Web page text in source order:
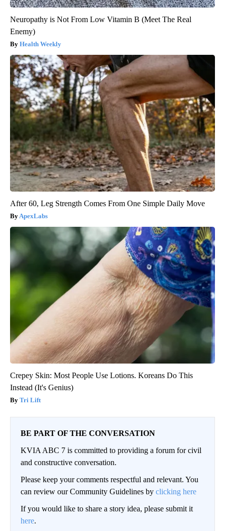
Neuropathy is Not From Low Vitamin B (Meet The Real
Enemy)
Health Weekly
After 60, Leg Strength Comes From One Simple Daily Move
ApexLabs
Crepey Skin: Most People Use Lotions. Koreans Do This
Instead (It's Genius)
Tri Lift
BE PART OF THE CONVERSATION
KVIA ABC 7 is committed to providing a forum for civil
and constructive conversation.
Please keep your comments respectful and relevant. You
can review our Community Guidelines by clicking here
If you would like to share a story idea, please submit it
here.